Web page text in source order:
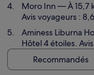
Moro Inn— À 15,7
Avis voyageurs :
Aminess Liburna
Hôtel 4 étoiles.
Recommandés